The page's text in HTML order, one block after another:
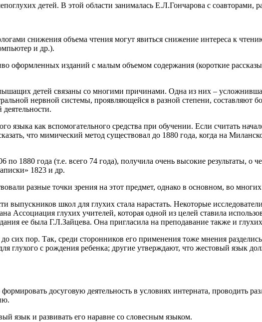
детей. В этой области занималась Е.Л.Гончарова с
снижения объема чтения могут явиться снижение интереса к
и др.).
оформленных изданий с малым объемом содержания (короткие
детей связаны со многими причинами. Одна из них –
нервной системы, проявляющейся в разной степени, составляют
языка как вспомогательного средства при обучении. Если считать
что мимический метод существовал до 1880 года, когда на
1880 года (т.е. всего 74 года), получила очень высокие результаты, о
1823 и др.
разные точки зрения на этот предмет, однако в основном, во
выпускников школ для глухих стала нарастать. Некоторые
Ассоциация глухих учителей, которая одной из целей ставила
ее была Г.Л.Зайцева. Она пригласила на преподавание также и
сих пор. Так, среди сторонников его применения тоже мнения
глухого с рождения ребенка; другие утверждают, что жестовый язык
досуговую деятельность в условиях интерната, проводить
язык и развивать его наравне со словесным языком.